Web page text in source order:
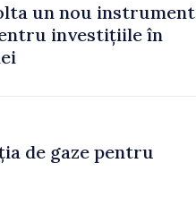
un nou instrument
investițiile în
de gaze pentru